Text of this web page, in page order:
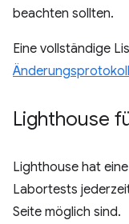
beachten sollten.
Eine vollständige
Lighthouse
Lighthouse hat
Labortests
Seite möglich sind.